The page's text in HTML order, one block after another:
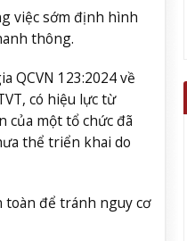
việc sớm định hình
thông.
QCVN 123:2024 về
có hiệu lực từ
của một tổ chức đã
thể triển khai do
toàn để tránh nguy cơ